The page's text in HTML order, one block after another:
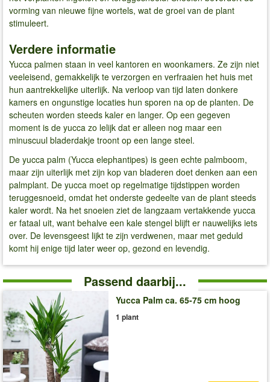
vorming van nieuwe fijne wortels, wat de groei van de plant
stimuleert.
Verdere informatie
Yucca palmen staan in veel kantoren en woonkamers. Ze zijn niet
veeleisend, gemakkelijk te verzorgen en verfraaien het huis met
hun aantrekkelijke uiterlijk. Na verloop van tijd laten donkere
kamers en ongunstige locaties hun sporen na op de planten. De
scheuten worden steeds kaler en langer. Op een gegeven
moment is de yucca zo lelijk dat er alleen nog maar een
minuscuul bladerdakje troont op een lange steel.
De yucca palm (Yucca elephantipes) is geen echte palmboom,
maar zijn uiterlijk met zijn kop van bladeren doet denken aan een
palmplant. De yucca moet op regelmatige tijdstippen worden
teruggesnoeid, omdat het onderste gedeelte van de plant steeds
kaler wordt. Na het snoeien ziet de langzaam vertakkende yucca
er fataal uit, want behalve een kale stengel blijft er nauwelijks iets
over. De levensgeest lijkt te zijn verdwenen, maar met geduld
komt hij enige tijd later weer op, gezond en levendig.
Passend daarbij...
Yucca Palm ca. 65-75 cm hoog
1 plant